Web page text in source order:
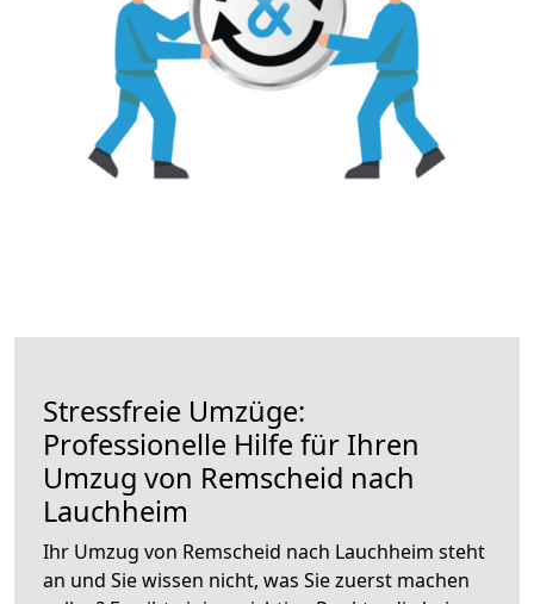
Stressfreie Umzüge:
Professionelle Hilfe für Ihren
Umzug von Remscheid nach
Lauchheim
Ihr Umzug von Remscheid nach Lauchheim steht
an und Sie wissen nicht, was Sie zuerst machen